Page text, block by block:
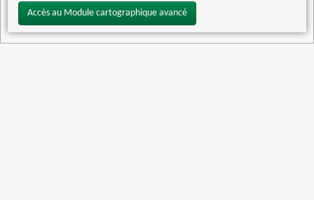
Accès au Module cartographique avancé